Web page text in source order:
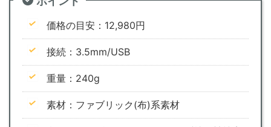
価格の目安：12,980円
接続：3.5mm/USB
重量：240g
素材：ファブリック(布)系素材